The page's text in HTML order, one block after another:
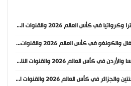
موعد مباراة إنجلترا وكرواتيا في كأس العالم 2026 والقنوات الناقلة
موعد مباراة البرتغال والكونغو في كأس العالم 2026 والقنوات الناقلة
موعد مباراة النمسا والأردن في كأس العالم 2026 والقنوات الناقلة
موعد مباراة الأرجنتين والجزائر في كأس العالم 2026 والقنوات الناقلة